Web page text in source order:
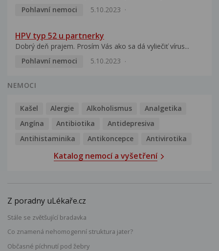
Pohlavní nemoci
5.10.2023
HPV typ 52 u partnerky
Dobrý deň prajem. Prosím Vás ako sa dá vyliečiť vírus...
Pohlavní nemoci
5.10.2023
NEMOCI
Kašel Alergie Alkoholismus
Analgetika
Angína
Antibiotika
Antidepresiva
Antihistaminika
Antikoncepce Antivirotika
Katalog nemocí a vyšetření
Z poradny uLékaře.cz
Stále se zvětšující bradavka
Co znamená nehomogenní struktura jater?
Občasné píchnutí pod žebry